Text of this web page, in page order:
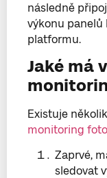
následně
výkonu panelů
platformu.
Jaké má
Existuje
monitoring
Zaprvé,
sledovat